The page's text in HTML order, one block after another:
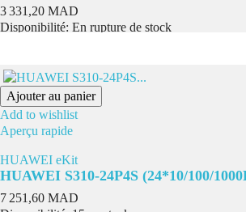
Prix
3 331,20 MAD
Disponibilité: En rupture de stock
Ajouter au panier
Add to wishlist
Aperçu rapide
HUAWEI eKit
HUAWEI S310-24P4S (24*10/100/
Prix
7 251,60 MAD